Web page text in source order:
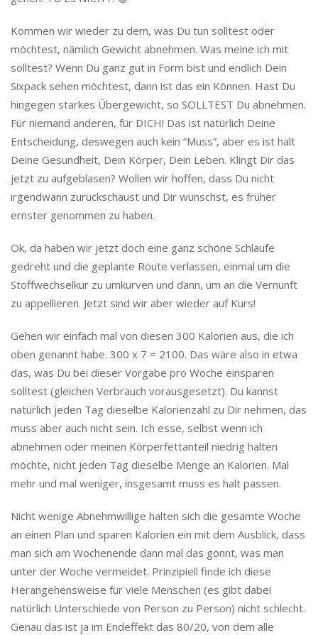
Kommen wir wieder zu dem, was Du tun solltest oder
möchtest, nämlich Gewicht abnehmen. Was meine ich mit
solltest? Wenn Du ganz gut in Form bist und endlich Dein
Sixpack sehen möchtest, dann ist das ein Können. Hast Du
hingegen starkes Übergewicht, so SOLLTEST Du abnehmen.
Für niemand anderen, für DICH! Das ist natürlich Deine
Entscheidung, deswegen auch kein “Muss”, aber es ist halt
Deine Gesundheit, Dein Körper, Dein Leben. Klingt Dir das
jetzt zu aufgeblasen? Wollen wir hoffen, dass Du nicht
irgendwann zurückschaust und Dir wünschst, es früher
ernster genommen zu haben.
Ok, da haben wir jetzt doch eine ganz schöne Schlaufe
gedreht und die geplante Route verlassen, einmal um die
Stoffwechselkur zu umkurven und dann, um an die Vernunft
zu appellieren. Jetzt sind wir aber wieder auf Kurs!
Gehen wir einfach mal von diesen 300 Kalorien aus, die ich
oben genannt habe. 300 x 7 = 2100. Das wäre also in etwa
das, was Du bei dieser Vorgabe pro Woche einsparen
solltest (gleichen Verbrauch vorausgesetzt). Du kannst
natürlich jeden Tag dieselbe Kalorienzahl zu Dir nehmen, das
muss aber auch nicht sein. Ich esse, selbst wenn ich
abnehmen oder meinen Körperfettanteil niedrig halten
möchte, nicht jeden Tag dieselbe Menge an Kalorien. Mal
mehr und mal weniger, insgesamt muss es halt passen.
Nicht wenige Abnehmwillige halten sich die gesamte Woche
an einen Plan und sparen Kalorien ein mit dem Ausblick, dass
man sich am Wochenende dann mal das gönnt, was man
unter der Woche vermeidet. Prinzipiell finde ich diese
Herangehensweise für viele Menschen (es gibt dabei
natürlich Unterschiede von Person zu Person) nicht schlecht.
Genau das ist ja im Endeffekt das 80/20, von dem alle